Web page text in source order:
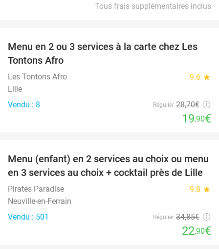
Tous frais supplémentaires inclus
31%
Menu en 2 ou 3 services à la carte chez Les
Tontons Afro
Les Tontons Afro 9.6 star
Lille
Vendu : 8
Régulier 28,70€
19,90€
34%
Menu (enfant) en 2 services au choix ou menu
en 3 services au choix + cocktail près de Lille
Pirates Paradise 9.8 star
Neuville-en-Ferrain
Vendu : 501
Régulier 34,85€
22,90€